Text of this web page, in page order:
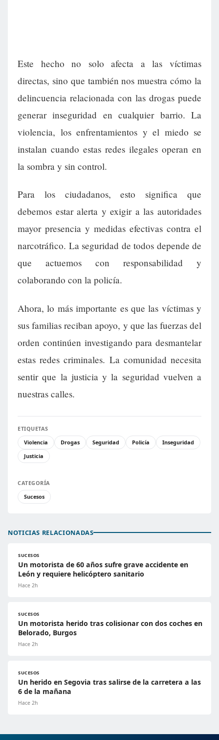
Este hecho no solo afecta a las víctimas
directas, sino que también nos muestra cómo la
delincuencia relacionada con las drogas puede
generar inseguridad en cualquier barrio. La
violencia, los enfrentamientos y el miedo se
instalan cuando estas redes ilegales operan en
la sombra y sin control.
Para los ciudadanos, esto significa que
debemos estar alerta y exigir a las autoridades
mayor presencia y medidas efectivas contra el
narcotráfico. La seguridad de todos depende de
que actuemos con responsabilidad y
colaborando con la policía.
Ahora, lo más importante es que las víctimas y
sus familias reciban apoyo, y que las fuerzas del
orden continúen investigando para desmantelar
estas redes criminales. La comunidad necesita
sentir que la justicia y la seguridad vuelven a
nuestras calles.
ETIQUETAS
Violencia
Drogas Seguridad Policía
Inseguridad
Justicia
CATEGORÍA
Sucesos
NOTICIAS RELACIONADAS
SUCESOS
Un motorista de 60 años sufre grave accidente en
León y requiere helicóptero sanitario
Hace 2h
SUCESOS
Un motorista herido tras colisionar con dos coches en
Belorado, Burgos
Hace 2h
SUCESOS
Un herido en Segovia tras salirse de la carretera a las
6 de la mañana
Hace 2h